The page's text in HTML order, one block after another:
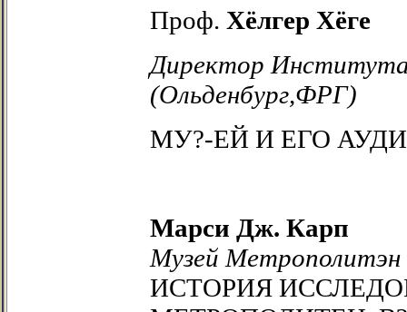
Проф. Хёлгер Хёге
Директор Института
(Ольденбург,ФРГ)
МУ?-ЕЙ И ЕГО
Марси Дж. Карп
Музей
ИСТОРИЯ